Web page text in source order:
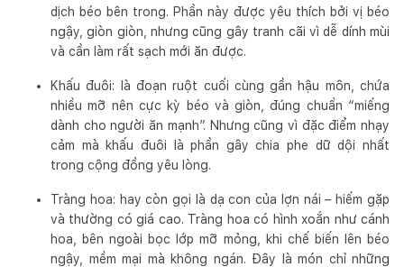
dịch béo bên trong. Phần này được yêu thích bởi vị béo
ngậy, giòn giòn, nhưng cũng gây tranh cãi vì dễ dính mùi
và cần làm rất sạch mới ăn được.
Khấu đuôi: là đoạn ruột cuối cùng gần hậu môn, chứa
nhiều mỡ nên cực kỳ béo và giòn, đúng chuẩn “miếng
dành cho người ăn mạnh”. Nhưng cũng vì đặc điểm nhạy
cảm mà khấu đuôi là phần gây chia phe dữ dội nhất
trong cộng đồng yêu lòng.
Tràng hoa: hay còn gọi là dạ con của lợn nái – hiếm gặp
và thường có giá cao. Tràng hoa có hình xoắn như cánh
hoa, bên ngoài bọc lớp mỡ mỏng, khi chế biến lên béo
ngậy, mềm mại mà không ngán. Đây là món chỉ những